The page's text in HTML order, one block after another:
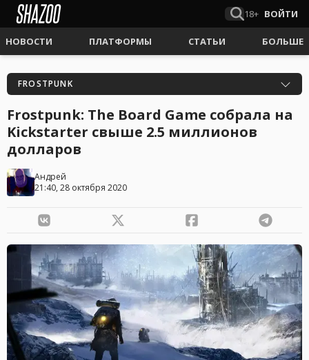
18+ ВОЙТИ
НОВОСТИ ПЛАТФОРМЫ СТАТЬИ БОЛЬШЕ
FROSTPUNK
Frostpunk: The Board Game собрала на
Kickstarter свыше 2.5 миллионов
долларов
Андрей
21:40, 28 октября 2020